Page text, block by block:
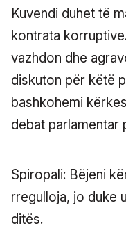
Kuvendi duhet të
kontrata
vazhdon dhe
diskuton për këtë
bashkohemi
debat parlamentar
Spiropali: Bëjeni
rregulloja, jo duke
ditës.